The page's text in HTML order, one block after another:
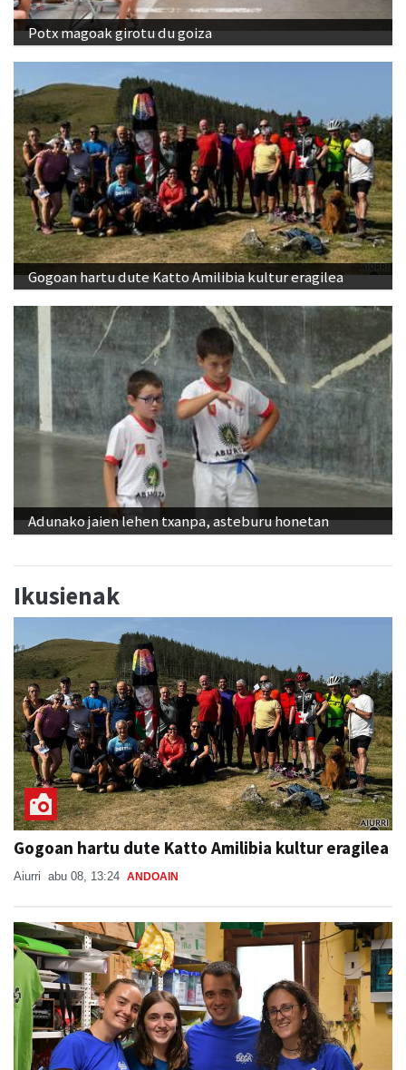
Potx magoak girotu du goiza
Gogoan hartu dute Katto Amilibia kultur eragilea
Adunako jaien lehen txanpa, asteburu honetan
Ikusienak
Gogoan hartu dute Katto Amilibia kultur eragilea
Aiurri abu 08, 13:24 ANDOAIN